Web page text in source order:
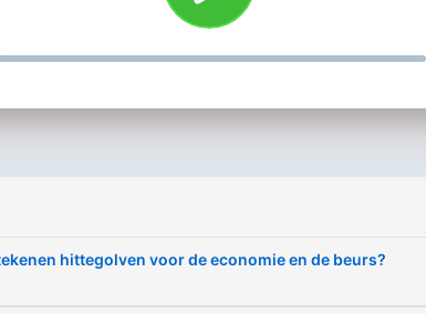
hittegolven voor de economie en de beurs?